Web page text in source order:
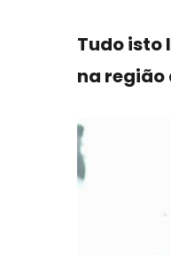
Tudo isto
na região